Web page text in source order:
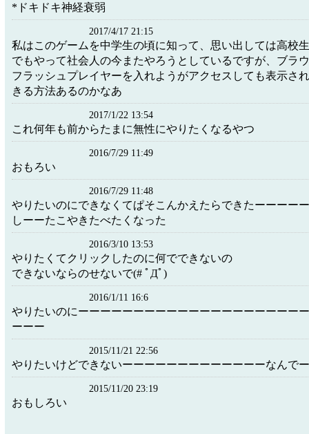
*ドキドキ神経衰弱
2017/4/17 21:15
私はこのゲームを中学生の頃に知って、思い出しては高校
でもやって社会人の今またやろうとしているですが、ブラ
フラッシュプレイヤーを入れようがアクセスしても表示
きる方法あるのかなあ
2017/1/22 13:54
これ何年も前からたまに無性にやりたくなるやつ
2016/7/29 11:49
おもろい
2016/7/29 11:48
やりたいのにできなくてぱそこんかえたらできたーーーー
しーーたこやきたべたくなった
2016/3/10 13:53
やりたくてクリックしたのに何でできないの
できないならのせないで(# ﾟДﾟ)
2016/1/11 16:6
やりたいのにーーーーーーーーーーーーーーーーーーーー
ーーー
2015/11/21 22:56
やりたいけどできないーーーーーーーーーーーーーなんで
2015/11/20 23:19
おもしろい